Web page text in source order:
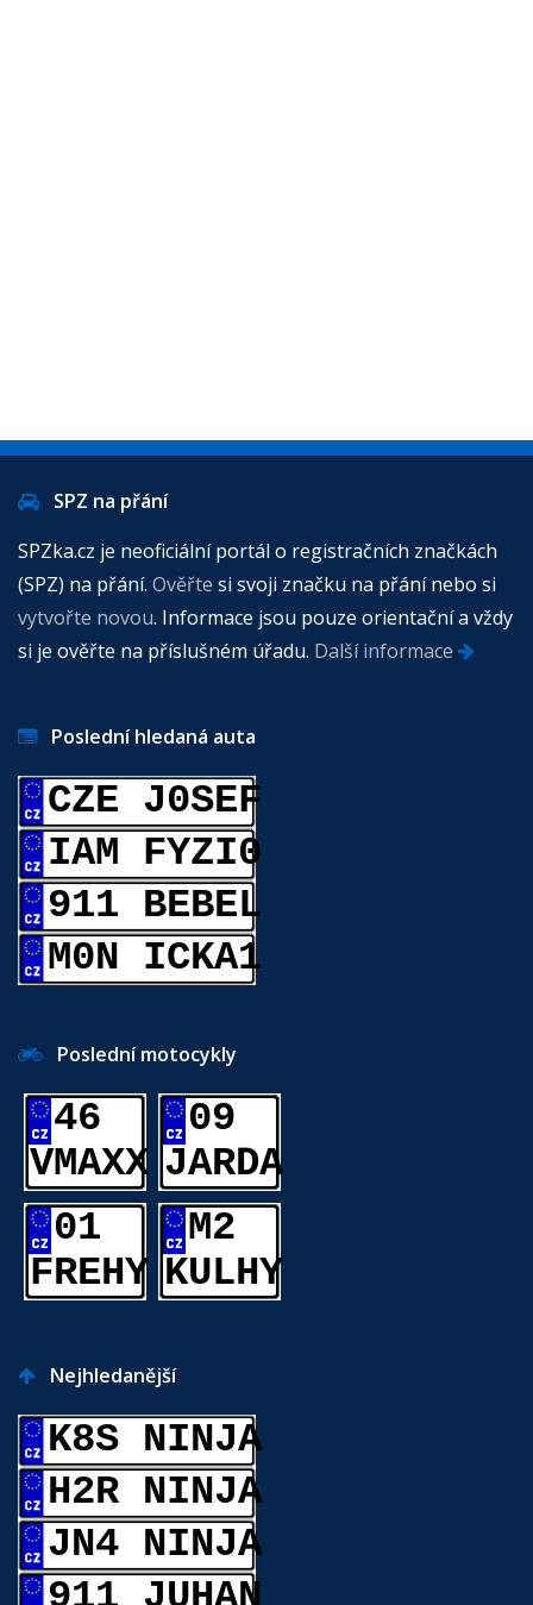
SPZ na přání
SPZka.cz je neoficiální portál o registračních značkách
(SPZ) na přání. Ověřte si svoji značku na přání nebo si
vytvořte novou. Informace jsou pouze orientační a vždy
si je ověřte na příslušném úřadu. Další informace
Poslední hledaná auta
CZE J0SEF
IAM FYZI0
911 BEBEL
M0N ICKA1
Poslední motocykly
46
VMAXX
09
JARDA
01
FREHY
M2
KULHY
Nejhledanější
K8S NINJA
H2R NINJA
JN4 NINJA